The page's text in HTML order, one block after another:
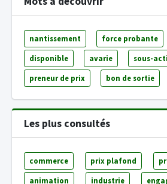
nantissement force probante
disponible avarie sous-
preneur de prix bon de sortie
Les plus consultés
commerce prix plafond
animation industrie